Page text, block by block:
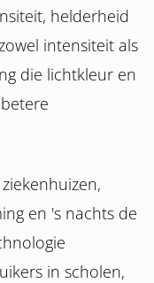
helderheid
intensiteit als
die lichtkleur en
en 's nachts de
in scholen,